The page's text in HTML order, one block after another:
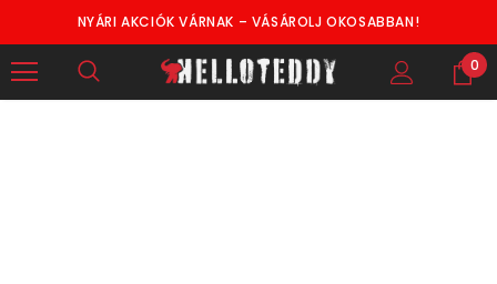
NYÁRI AKCIÓK VÁRNAK – VÁSÁROLJ OKOSABBAN!
0